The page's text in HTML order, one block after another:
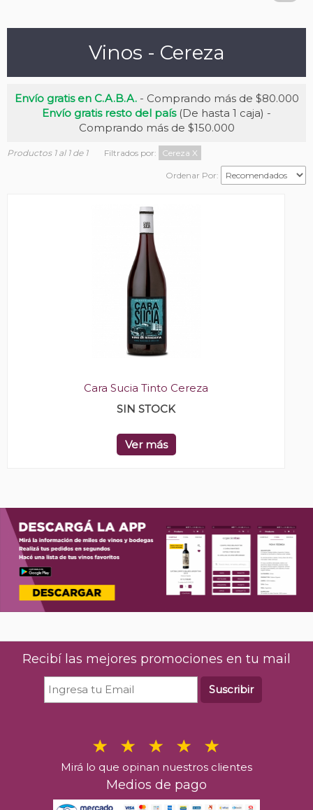
Vinos - Cereza
Envío gratis en C.A.B.A.- Comprando más de $80.000
Envío gratis resto del país(De hasta 1 caja) -
Comprando más de $150.000
Productos 1 al 1 de 1 Filtrados por: Cereza X
Ordenar Por:
Cara Sucia Tinto Cereza
SIN STOCK
Ver más
Recibí las mejores promociones en tu mail
Suscribir
Mirá lo que opinan nuestros clientes
Medios de pago